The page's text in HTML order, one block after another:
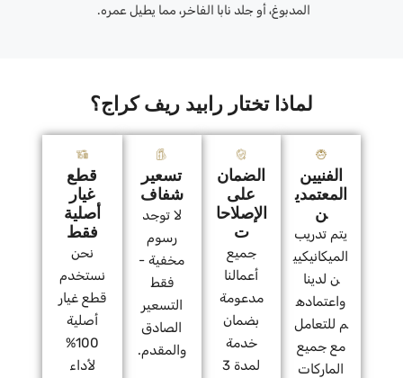
المدبوغ، أو جلد نابا الفاخر، مما يطيل عمره.
لماذا تختار رابيد ريف كراج؟
الفنيين
المعتمدي
ن
يتم تدريب
الميكانيكيي
ن لدينا
واعتماده
م للتعامل
مع جميع
الماركات
الضمان
على
الإصلاحا
ت
جميع
أعمالنا
مدعومة
بضمان
خدمة
لمدة 3
تسعير
شفاف
لا توجد
رسوم
مخفية -
فقط
التسعير
الصادق
والمقدم.
قطع
غيار
أصلية
فقط
نحن
نستخدم
قطع غيار
أصلية
100%
لأداء